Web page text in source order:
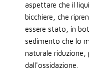
aspettare che il
bicchiere, che
essere stato, in
sedimento che lo
naturale riduzione,
dall'ossidazione.